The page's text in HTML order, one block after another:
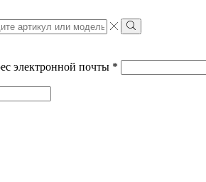
Поиск
электронной почты *